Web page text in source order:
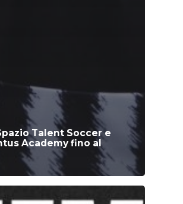
Talent Soccer e
Academy fino al